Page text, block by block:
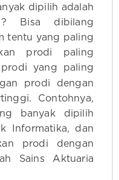
dipilih adalah
Bisa dibilang
tentu yang paling
prodi paling
yang paling
prodi dengan
Contohnya,
banyak dipilih
Informatika, dan
prodi dengan
Sains Aktuaria